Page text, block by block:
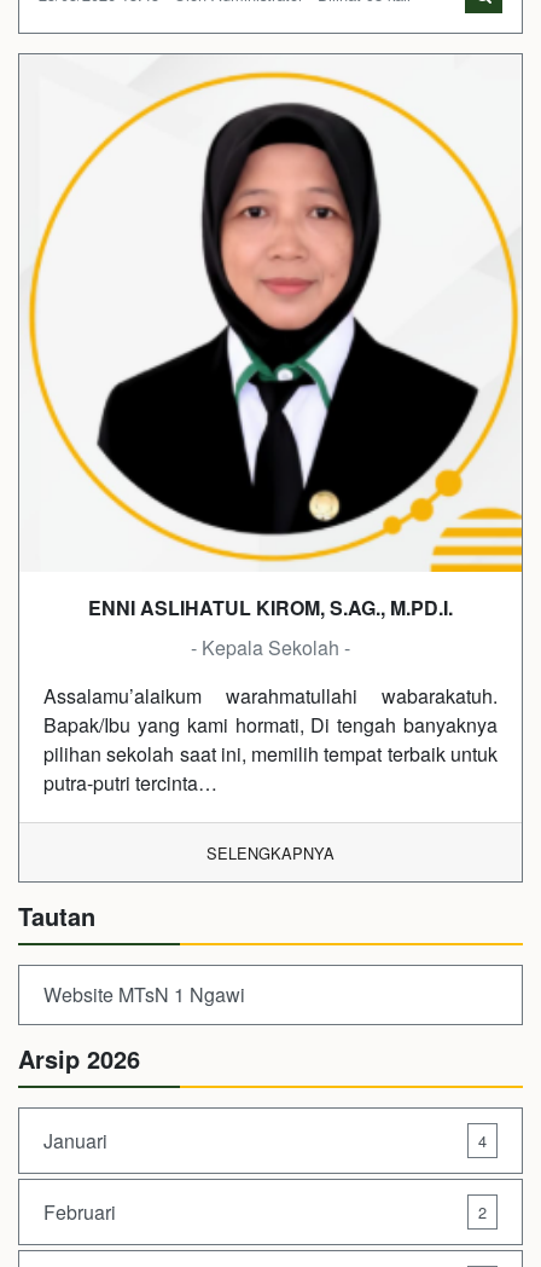
ENNI ASLIHATUL KIROM, S.AG., M.PD.I.
- Kepala Sekolah -
Assalamu’alaikum warahmatullahi wabarakatuh.
Bapak/Ibu yang kami hormati, Di tengah banyaknya
pilihan sekolah saat ini, memilih tempat terbaik untuk
putra-putri tercinta…
SELENGKAPNYA
Tautan
Website MTsN 1 Ngawi
Arsip 2026
Januari 4
Februari 2